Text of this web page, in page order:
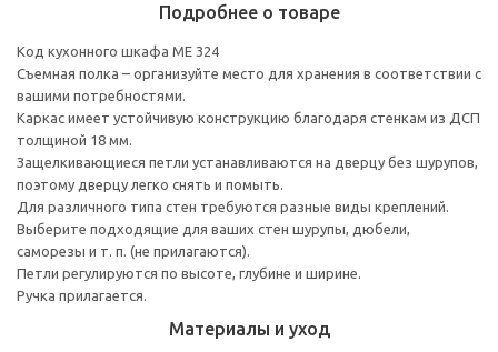
Подробнее о товаре
Код кухонного шкафа ME 324
Съемная полка – организуйте место для хранения в соответствии с
вашими потребностями.
Каркас имеет устойчивую конструкцию благодаря стенкам из ДСП
толщиной 18 мм.
Защелкивающиеся петли устанавливаются на дверцу без шурупов,
поэтому дверцу легко снять и помыть.
Для различного типа стен требуются разные виды креплений.
Выберите подходящие для ваших стен шурупы, дюбели,
саморезы и т. п. (не прилагаются).
Петли регулируются по высоте, глубине и ширине.
Ручка прилагается.
Материалы и уход